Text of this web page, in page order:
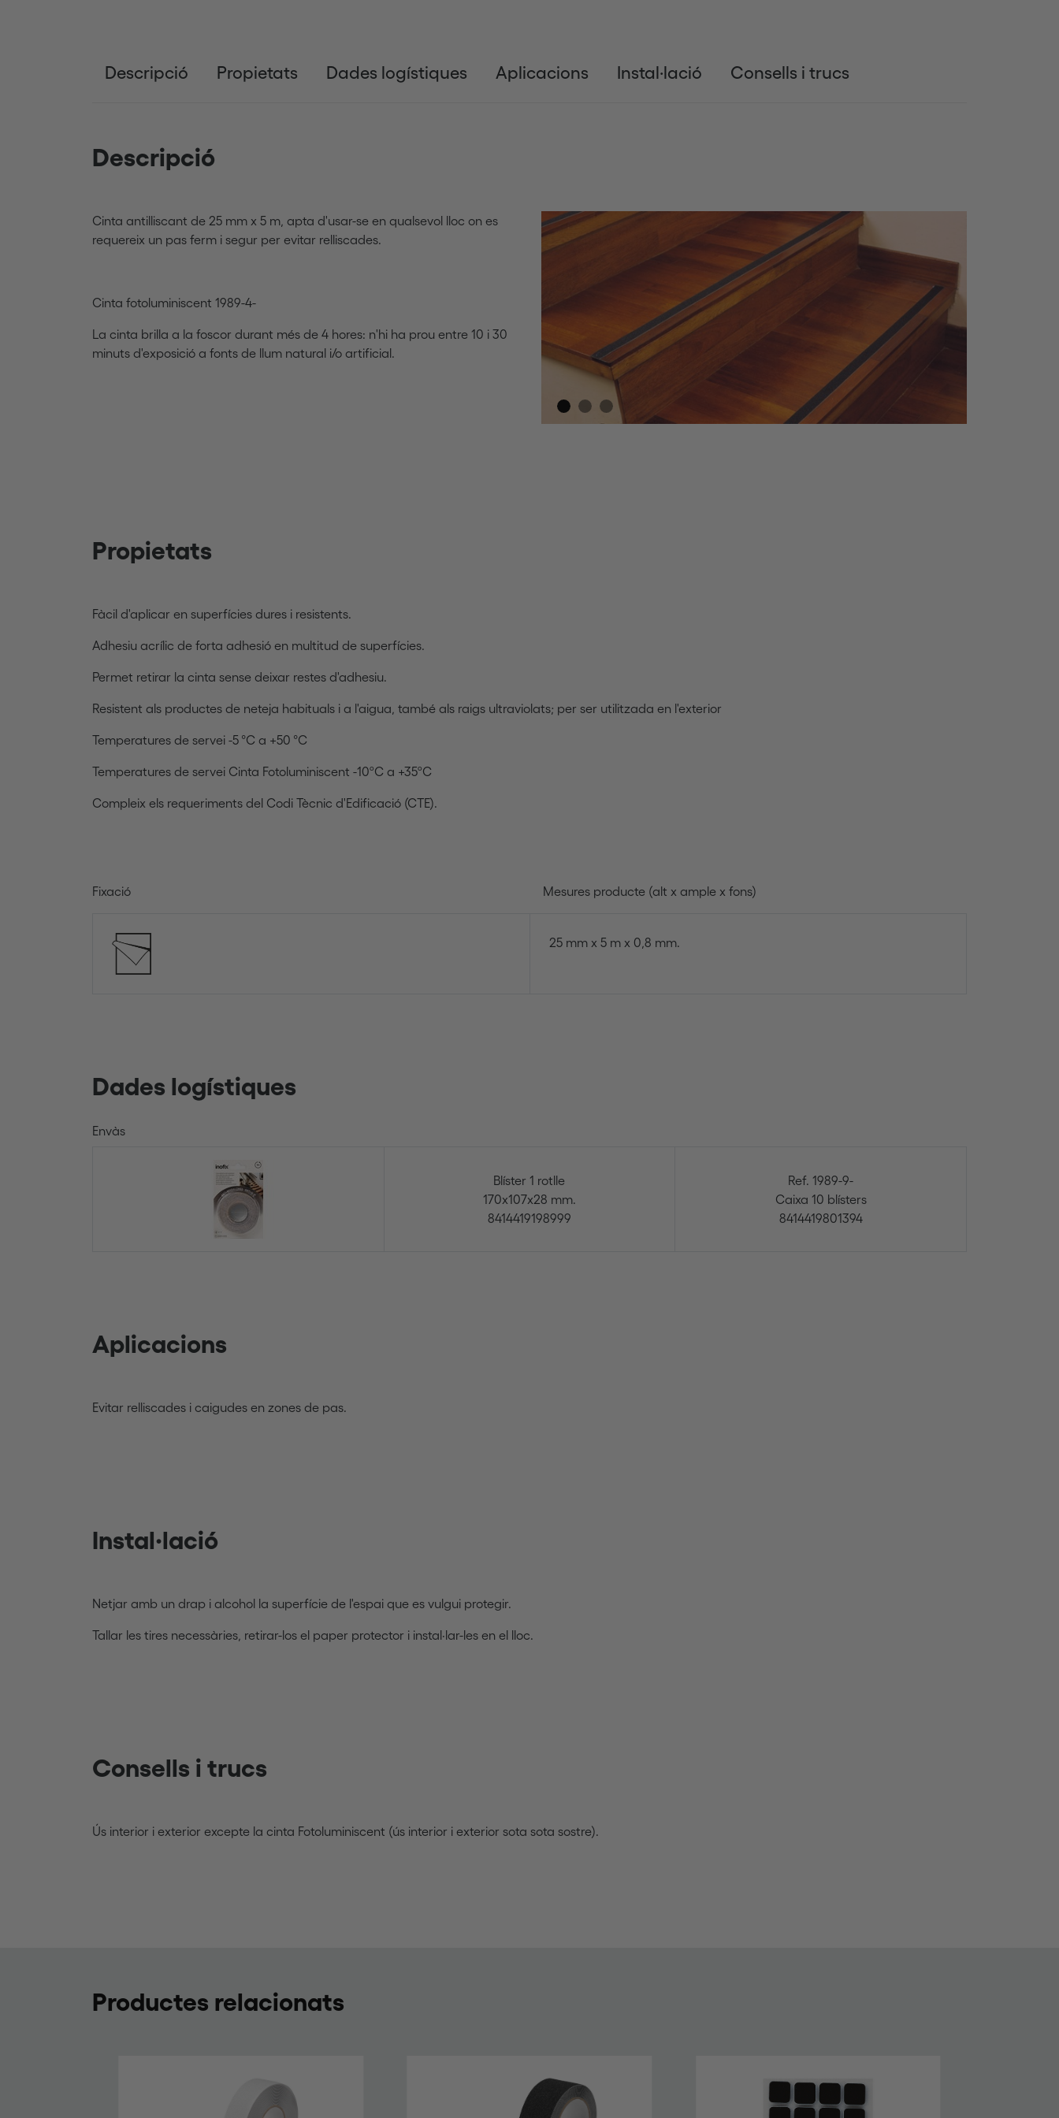
Descripció Propietats Dades logístiques Aplicacions Instal·lació Consells i trucs
Descripció
Cinta antilliscant de 25 mm x 5 m, apta d'usar-se en qualsevol lloc on es
requereix un pas ferm i segur per evitar relliscades.
Cinta fotoluminiscent 1989-4-
La cinta brilla a la foscor durant més de 4 hores: n'hi ha prou entre 10 i 30
minuts d'exposició a fonts de llum natural i/o artificial.
Siguiente
Propietats
Fàcil d'aplicar en superfícies dures i resistents.
Adhesiu acrílic de forta adhesió en multitud de superfícies.
Permet retirar la cinta sense deixar restes d'adhesiu.
Resistent als productes de neteja habituals i a l'aigua, també als raigs ultraviolats; per ser utilitzada en l'exterior
Temperatures de servei -5 °C a +50 °C
Temperatures de servei Cinta Fotoluminiscent -10ºC a +35ºC
Compleix els requeriments del Codi Tècnic d'Edificació (CTE).
Fixació Mesures producte (alt x ample x fons)
25 mm x 5 m x 0,8 mm.
Dades logístiques
Envàs
Blíster 1 rotlle
170x107x28 mm.
8414419198999
Ref. 1989-9-
Caixa 10 blísters
8414419801394
Aplicacions
Evitar relliscades i caigudes en zones de pas.
Instal·lació
Netjar amb un drap i alcohol la superfície de l'espai que es vulgui protegir.
Tallar les tires necessàries, retirar-los el paper protector i instal·lar-les en el lloc.
Consells i trucs
Ús interior i exterior excepte la cinta Fotoluminiscent (ús interior i exterior sota sota sostre).
Productes relacionats